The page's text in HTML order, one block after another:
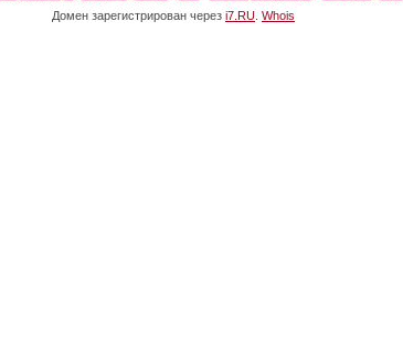
Домен зарегистрирован через i7.RU Whois